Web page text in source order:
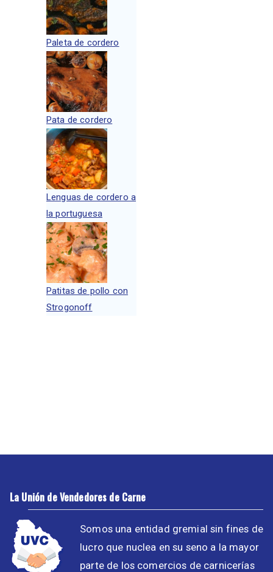
Paleta de cordero
Pata de cordero
Lenguas de cordero a
la portuguesa
Patitas de pollo con
Strogonoff
La Unión de Vendedores de Carne
Somos una entidad gremial sin fines de
lucro que nuclea en su seno a la mayor
parte de los comercios de carnicerías